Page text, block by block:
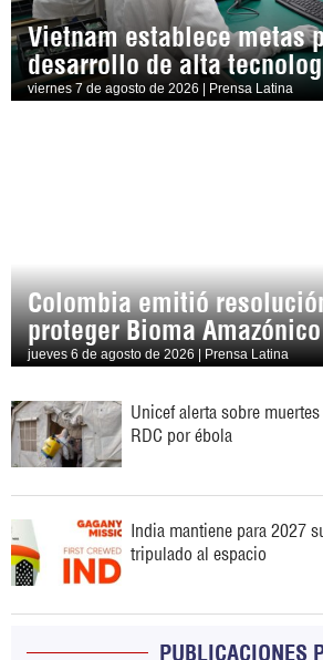
Vietnam establece metas
desarrollo de alta
viernes 7 de agosto de 2026 | Prensa Latina
Colombia emitió
proteger Bioma Amazónico
jueves 6 de agosto de 2026 | Prensa Latina
Unicef alerta sobre
RDC por ébola
India mantiene para 2027
tripulado al espacio
PUBLICACIONES